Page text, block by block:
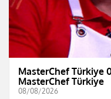
MasterChef Türkiye
MasterChef Türkiye
08/08/2026